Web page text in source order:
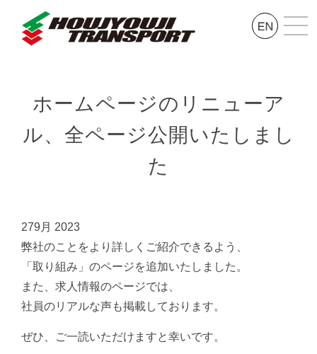
ホームページのリニューア
ル、全ページ公開いたしまし
た
279月 2023
弊社のことをより詳しくご紹介できるよう、
「取り組み」のページを追加いたしました。
また、求人情報のページでは、
社員のリアルな声も掲載しております。
ぜひ、ご一読いただけますと幸いです。